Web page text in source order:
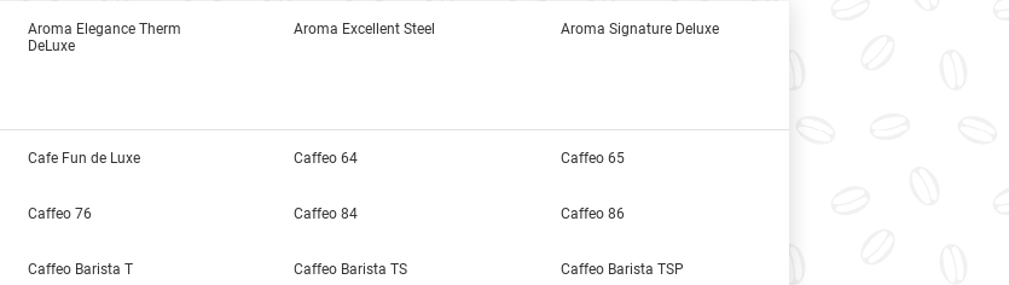
Aroma Elegance Therm
DeLuxe
Aroma Excellent Steel Aroma Signature Deluxe
Cafe Fun de Luxe Caffeo 64 Caffeo 65
Caffeo 76 Caffeo 84 Caffeo 86
Caffeo Barista T Caffeo Barista TS Caffeo Barista TSP